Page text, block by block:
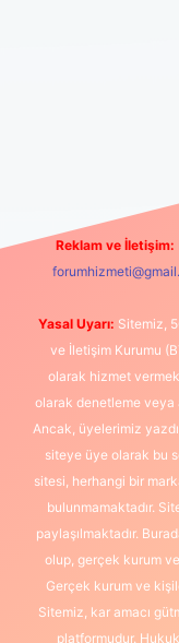
Reklam ve İletişim:
Yasal Uyarı: Sitemiz,
ve İletişim Kurumu
olarak hizmet
olarak denetleme veya
Ancak, üyelerimiz
siteye üye olarak bu
sitesi, herhangi bir
bulunmamaktadır.
paylaşılmaktadır.
olup, gerçek kurum
Gerçek kurum ve
Sitemiz, kar amacı
platformudur.